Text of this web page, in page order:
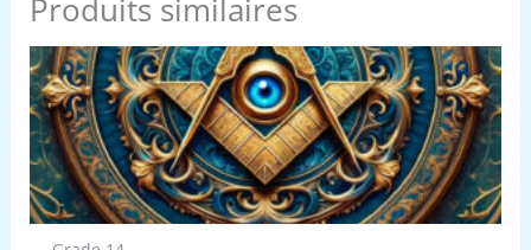
Produits similaires